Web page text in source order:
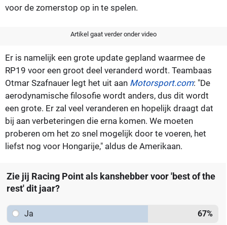
voor de zomerstop op in te spelen.
Artikel gaat verder onder video
Er is namelijk een grote update gepland waarmee de
RP19 voor een groot deel veranderd wordt. Teambaas
Otmar Szafnauer legt het uit aan Motorsport.com: "De
aerodynamische filosofie wordt anders, dus dit wordt
een grote. Er zal veel veranderen en hopelijk draagt dat
bij aan verbeteringen die erna komen. We moeten
proberen om het zo snel mogelijk door te voeren, het
liefst nog voor Hongarije," aldus de Amerikaan.
Zie jij Racing Point als kanshebber voor 'best of the
rest' dit jaar?
Ja 67%